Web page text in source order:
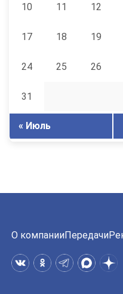
10 11 12
17 18 19
24 25 26
31
« Июль
О компанииПередачи